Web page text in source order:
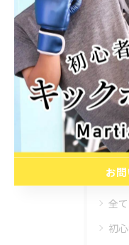
#キックボ
カ
全
初
お
お